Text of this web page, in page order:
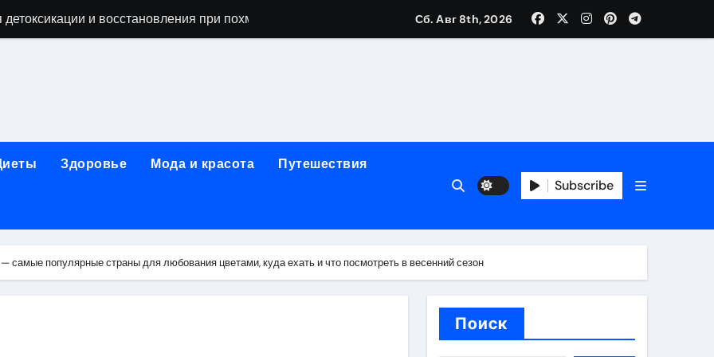
зависимости: детоксикация, кодирование, реабилитация, полный курс и конфиденциальность
обзор услуг и стартовых цен от 25000 ₽
эффект процедуры, сроки реабилитации и противопоказания
полости: стоимость, показания и порядок проведения
с наркотической зависимостью
Сб. Авг 8th, 2026
Здоровье Мода и красота Путешествия
Subscribe
популярные страны для любования цветами, куда ехать и что посмотреть в весенний сезон
Поиск